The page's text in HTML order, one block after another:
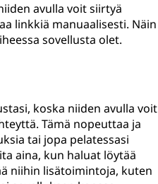
avulla voit siirtyä
linkkiä manuaalisesti. Näin
sovellusta olet.
koska niiden avulla voit
Tämä nopeuttaa ja
tai jopa pelatessasi
aina, kun haluat löytää
niihin lisätoimintoja, kuten